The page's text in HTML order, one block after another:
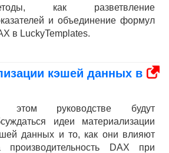
как разветвление
и объединение формул
в LuckyTemplates.
кэшей данных в
этом руководстве будут
идеи материализации
данных и то, как они влияют
производительность DAX при